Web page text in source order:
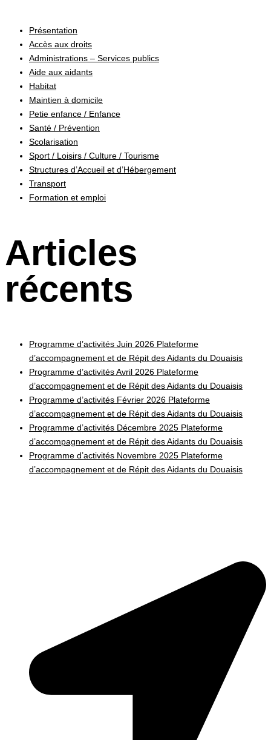
Présentation
Accès aux droits
Administrations – Services publics
Aide aux aidants
Habitat
Maintien à domicile
Petie enfance / Enfance
Santé / Prévention
Scolarisation
Sport / Loisirs / Culture / Tourisme
Structures d’Accueil et d’Hébergement
Transport
Formation et emploi
Articles
récents
Programme d’activités Juin 2026 Plateforme
d’accompagnement et de Répit des Aidants du Douaisis
Programme d’activités Avril 2026 Plateforme
d’accompagnement et de Répit des Aidants du Douaisis
Programme d’activités Février 2026 Plateforme
d’accompagnement et de Répit des Aidants du Douaisis
Programme d’activités Décembre 2025 Plateforme
d’accompagnement et de Répit des Aidants du Douaisis
Programme d’activités Novembre 2025 Plateforme
d’accompagnement et de Répit des Aidants du Douaisis